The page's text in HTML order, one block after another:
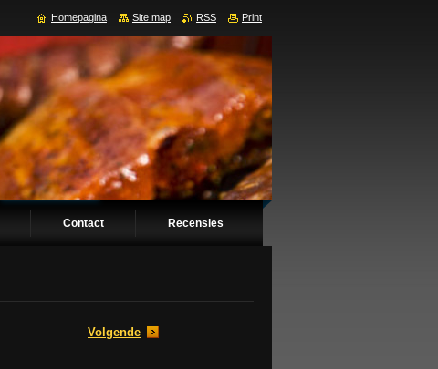
Contact Recensies
Volgende
Homepagina Site map RSS Print